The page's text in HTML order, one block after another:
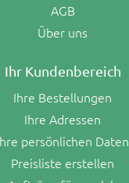
AGB
Über uns
Ihr Kundenbereich
Ihre Bestellungen
Ihre Adressen
persönlichen Daten
Preisliste erstellen